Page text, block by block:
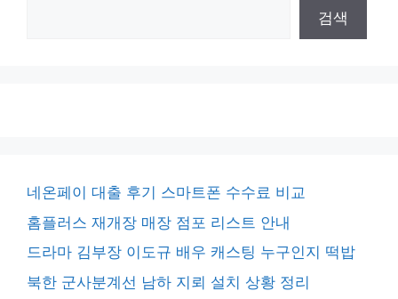
검색
네온페이 대출 후기 스마트폰 수수료 비교
홈플러스 재개장 매장 점포 리스트 안내
드라마 김부장 이도규 배우 캐스팅 누구인지 떡밥
북한 군사분계선 남하 지뢰 설치 상황 정리